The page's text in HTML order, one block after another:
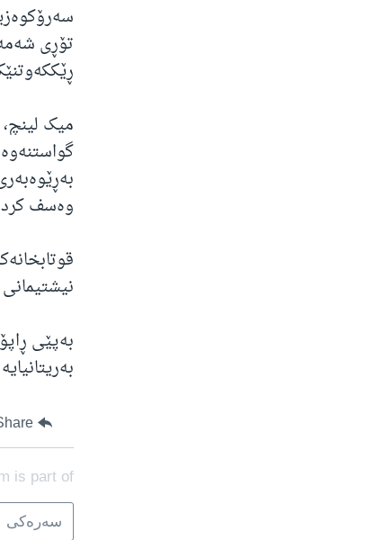
تۆڕی
میک
وەسف
بەریتانیایە
is part of
سه‌ره‌کی